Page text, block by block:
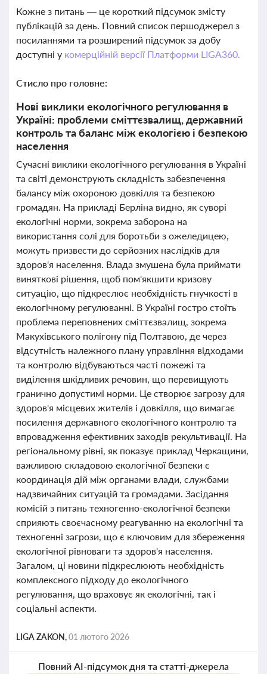
Кожне з питань — це короткий підсумок змісту
публікацій за день. Повний список першоджерел з
посиланнями та розширений підсумок за добу
доступні у комерційній версії Платформи LIGA360.
Стисло про головне:
Нові виклики екологічного регулювання в
Україні: проблеми сміттєзвалищ, державний
контроль та баланс між екологією і безпекою
населення
Сучасні виклики екологічного регулювання в Україні
та світі демонструють складність забезпечення
балансу між охороною довкілля та безпекою
громадян. На прикладі Берліна видно, як суворі
екологічні норми, зокрема заборона на
використання солі для боротьби з ожеледицею,
можуть призвести до серйозних наслідків для
здоров'я населення. Влада змушена була приймати
виняткові рішення, щоб пом'якшити кризову
ситуацію, що підкреслює необхідність гнучкості в
екологічному регулюванні. В Україні гостро стоїть
проблема переповнених сміттєзвалищ, зокрема
Макухівського полігону під Полтавою, де через
відсутність належного плану управління відходами
та контролю відбуваються часті пожежі та
виділення шкідливих речовин, що перевищують
гранично допустимі норми. Це створює загрозу для
здоров'я місцевих жителів і довкілля, що вимагає
посилення державного екологічного контролю та
впровадження ефективних заходів рекультивації. На
регіональному рівні, як показує приклад Черкащини,
важливою складовою екологічної безпеки є
координація дій між органами влади, службами
надзвичайних ситуацій та громадами. Засідання
комісій з питань техногенно-екологічної безпеки
сприяють своєчасному реагуванню на екологічні та
техногенні загрози, що є ключовим для збереження
екологічної рівноваги та здоров'я населення.
Загалом, ці новини підкреслюють необхідність
комплексного підходу до екологічного
регулювання, що враховує як екологічні, так і
соціальні аспекти.
LIGA ZAKON,01 лютого 2026
Повний AI-підсумок дня та статті-джерела